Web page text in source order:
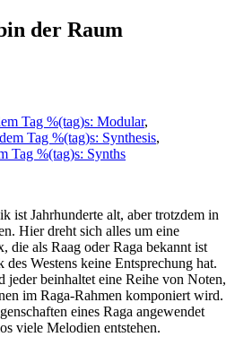
der Raum
Tag %(tag)s: Modular,
Tag %(tag)s: Synthesis,
Tag %(tag)s: Synths
ist Jahrhunderte alt, aber trotzdem in
Hier dreht sich alles um eine
die als Raag oder Raga bekannt ist
Westens keine Entsprechung hat.
jeder beinhaltet eine Reihe von Noten,
im Raga-Rahmen komponiert wird.
eines Raga angewendet
viele Melodien entstehen.